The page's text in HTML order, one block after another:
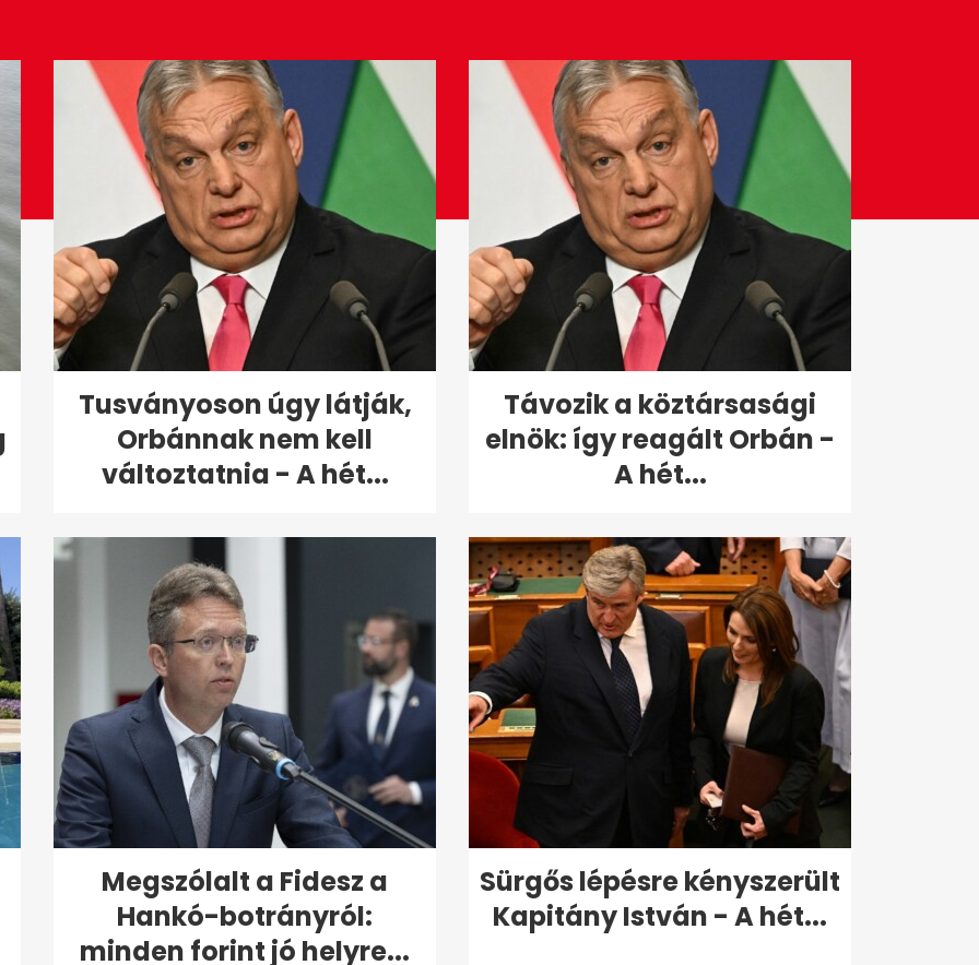
Tusványoson úgy látják,
Orbánnak nem kell
változtatnia - A hét...
Távozik a köztársasági
elnök: így reagált Orbán -
A hét...
Megszólalt a Fidesz a
Hankó-botrányról:
minden forint jó helyre...
Sürgős lépésre kényszerült
Kapitány István - A hét...